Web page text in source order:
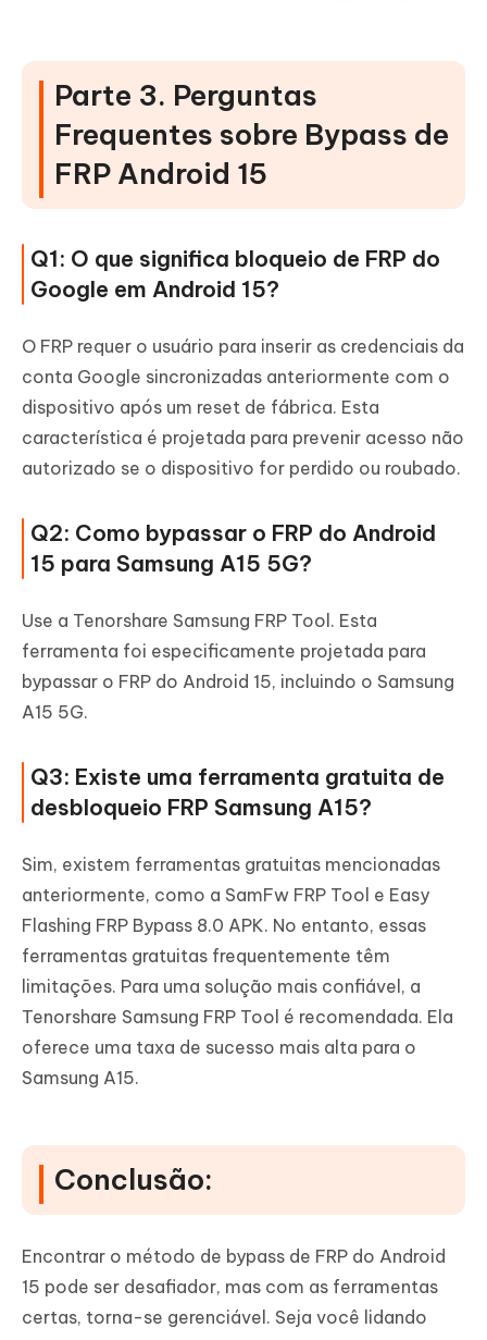
Parte 3. Perguntas
Frequentes sobre Bypass de
FRP Android 15
Q1: O que significa bloqueio de FRP do
Google em Android 15?
O FRP requer o usuário para inserir as credenciais da
conta Google sincronizadas anteriormente com o
dispositivo após um reset de fábrica. Esta
característica é projetada para prevenir acesso não
autorizado se o dispositivo for perdido ou roubado.
Q2: Como bypassar o FRP do Android
15 para Samsung A15 5G?
Use a Tenorshare Samsung FRP Tool. Esta
ferramenta foi especificamente projetada para
bypassar o FRP do Android 15, incluindo o Samsung
A15 5G.
Q3: Existe uma ferramenta gratuita de
desbloqueio FRP Samsung A15?
Sim, existem ferramentas gratuitas mencionadas
anteriormente, como a SamFw FRP Tool e Easy
Flashing FRP Bypass 8.0 APK. No entanto, essas
ferramentas gratuitas frequentemente têm
limitações. Para uma solução mais confiável, a
Tenorshare Samsung FRP Tool é recomendada. Ela
oferece uma taxa de sucesso mais alta para o
Samsung A15.
Conclusão:
Encontrar o método de bypass de FRP do Android
15 pode ser desafiador, mas com as ferramentas
certas, torna-se gerenciável. Seja você lidando